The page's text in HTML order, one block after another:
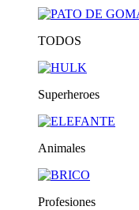
TODOS
Superheroes
Animales
Profesiones